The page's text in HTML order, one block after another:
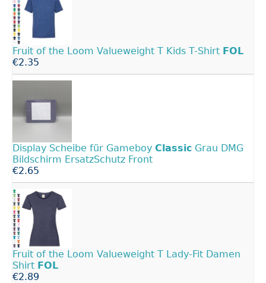
Fruit of the Loom Valueweight T Kids T-Shirt FOL
€2.35
Display Scheibe für Gameboy Classic Grau DMG
Bildschirm ErsatzSchutz Front
€2.65
Fruit of the Loom Valueweight T Lady-Fit Damen
Shirt FOL
€2.89